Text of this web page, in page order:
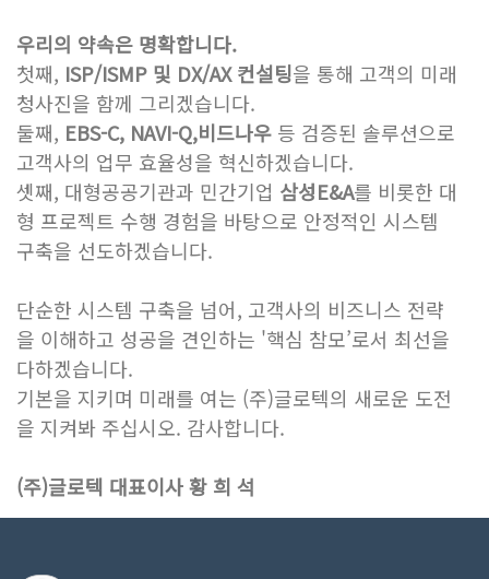
우리의 약속은 명확합니다.
첫째, ISP/ISMP 및 DX/AX 컨설팅을 통해 고객의 미래
청사진을 함께 그리겠습니다.
둘째, EBS-C, NAVI-Q,비드나우 등 검증된 솔루션으로
고객사의 업무 효율성을 혁신하겠습니다.
셋째, 대형공공기관과 민간기업 삼성E&A를 비롯한 대
형 프로젝트 수행 경험을 바탕으로 안정적인 시스템
구축을 선도하겠습니다.
단순한 시스템 구축을 넘어, 고객사의 비즈니스 전략
을 이해하고 성공을 견인하는 '핵심 참모’로서 최선을
다하겠습니다.
기본을 지키며 미래를 여는 (주)글로텍의 새로운 도전
을 지켜봐 주십시오. 감사합니다.
(주)글로텍 대표이사 황 희 석